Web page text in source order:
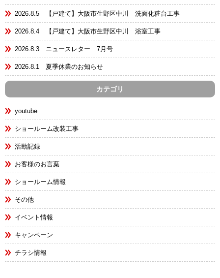
2026.8.5 【戸建て】大阪市生野区中川 洗面化粧台工事
2026.8.4 【戸建て】大阪市生野区中川 浴室工事
2026.8.3 ニュースレター 7月号
2026.8.1 夏季休業のお知らせ
カテゴリ
youtube
ショールーム改装工事
活動記録
お客様のお言葉
ショールーム情報
その他
イベント情報
キャンペーン
チラシ情報